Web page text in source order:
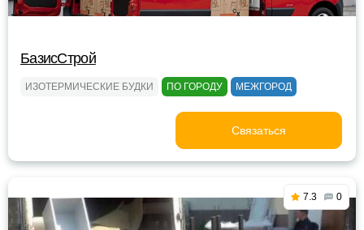
БазисСтрой
ИЗОТЕРМИЧЕСКИЕ БУДКИ ПО ГОРОДУ МЕЖГОРОД
Связаться
7.3 0